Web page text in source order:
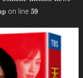
on line 59